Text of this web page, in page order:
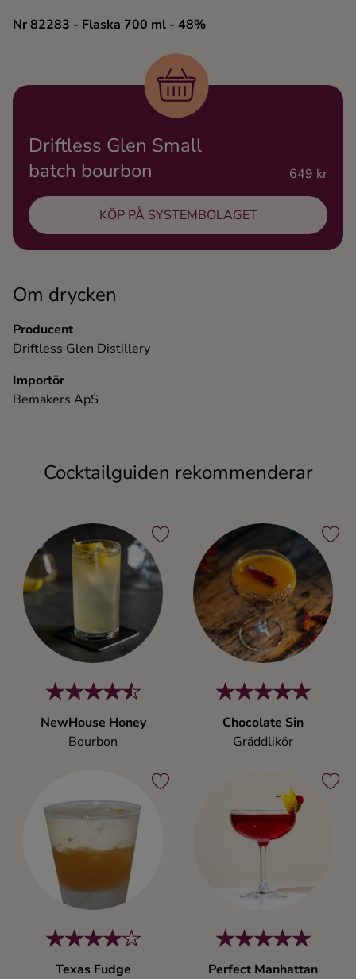
Ingredienser
Nr 82283 - Flaska 700 ml - 48%
Om drycken
Producent
Driftless Glen Distillery
Importör
Bemakers ApS
Driftless Glen Small
batch bourbon
649 kr
KÖP PÅ SYSTEMBOLAGET
Cocktailguiden rekommenderar
NewHouse Honey
Bourbon
Chocolate Sin
Gräddlikör
Texas Fudge
Perfect Manhattan